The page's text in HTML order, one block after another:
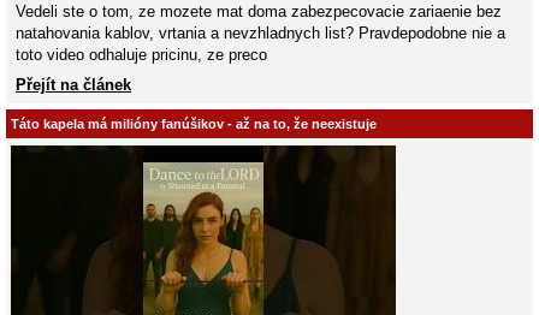
Vedeli ste o tom, ze mozete mat doma zabezpecovacie zariaenie bez
natahovania kablov, vrtania a nevzhladnych list? Pravdepodobne nie a
toto video odhaluje pricinu, ze preco
Přejít na článek
Táto kapela má milióny fanúšikov - až na to, že neexistuje